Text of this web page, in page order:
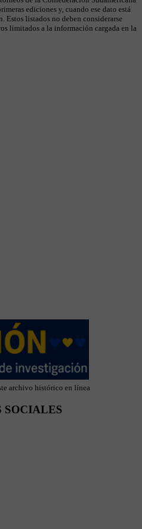
ediciones y, cuando ese dato está
Estos listados no deben considerarse
limitados a la información cargada en la
archivo histórico en línea
SOCIALES